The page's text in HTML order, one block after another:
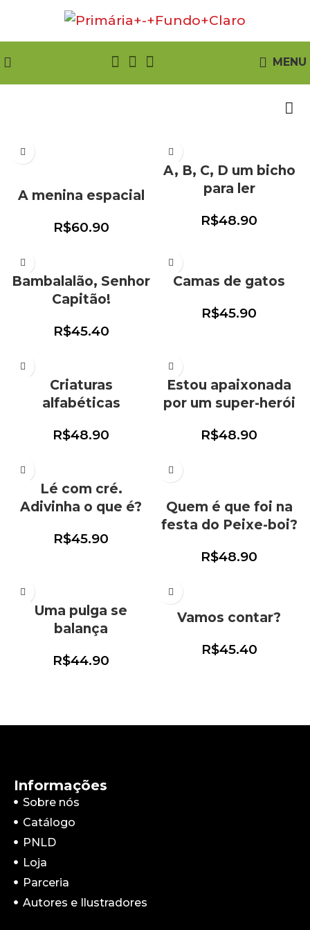
MENU
A menina espacial
R$60.90
A, B, C, D um bicho
para ler
R$48.90
Bambalalão, Senhor
Capitão!
R$45.40
Camas de gatos
R$45.90
Criaturas
alfabéticas
R$48.90
Estou apaixonada
por um super-herói
R$48.90
Lé com cré.
Adivinha o que é?
R$45.90
Quem é que foi na
festa do Peixe-boi?
R$48.90
Uma pulga se
balança
R$44.90
Vamos contar?
R$45.40
Informações
Sobre nós
Catálogo
PNLD
Loja
Parceria
Autores e Ilustradores